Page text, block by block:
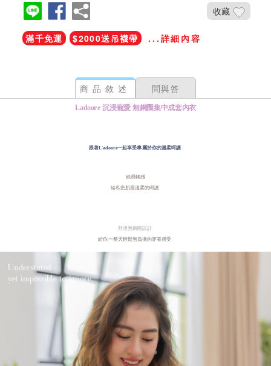
收藏
滿千免運 $2000送吊襪帶 ...詳細內容
商品敘述 問與答